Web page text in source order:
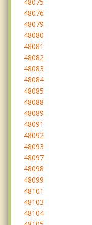
48076
48079
48080
48081
48082
48083
48084
48085
48088
48089
48091
48092
48093
48097
48098
48099
48101
48103
48104